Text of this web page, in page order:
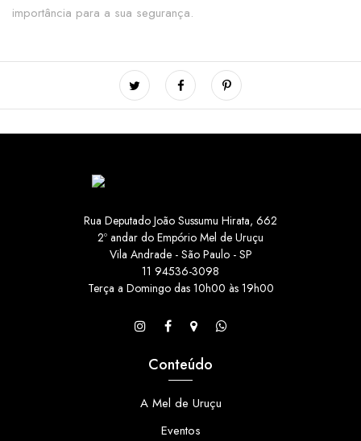
importância para a sua segurança.
Rua Deputado João Sussumu Hirata, 662
2º andar do Empório Mel de Uruçu
Vila Andrade - São Paulo - SP
11 94536-3098
Terça a Domingo das 10h00 às 19h00
Conteúdo
A Mel de Uruçu
Eventos